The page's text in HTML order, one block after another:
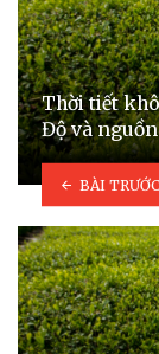
Thời tiết khô
Độ và
BÀI TRƯỚC